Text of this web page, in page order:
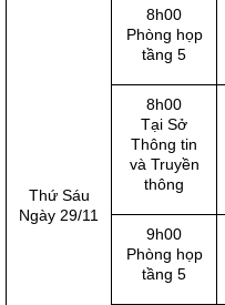
Thứ Sáu
Ngày 29/11
8h00
Phòng họp
tầng 5
8h00
Tại Sở
Thông tin
và Truyền
thông
9h00
Phòng họp
tầng 5